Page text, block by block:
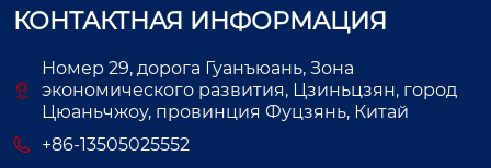
КОНТАКТНАЯ ИНФОРМАЦИЯ
Номер 29, дорога Гуанъюань, Зона
экономического развития, Цзиньцзян, город
Цюаньчжоу, провинция Фуцзянь, Китай
+86-13505025552